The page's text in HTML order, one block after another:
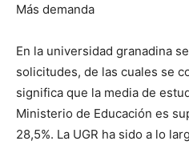
Más demanda
En la universidad granadina
solicitudes, de las cuales se
significa que la media de
Ministerio de Educación es
28,5%. La UGR ha sido a lo